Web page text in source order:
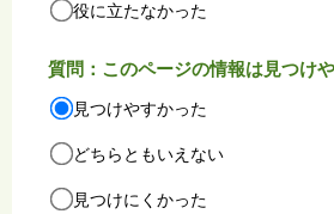
役に立たなかった
質問：このページの情報は見つけ
見つけやすかった
どちらともいえない
見つけにくかった